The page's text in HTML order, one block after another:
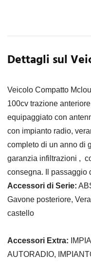
Dettagli sul
Veicolo Compatto
100cv trazione
equipaggiato con
con impianto radio,
completo di un anno di
garanzia infiltrazioni ,
consegna. Il passaggio
Accessori di Serie:
Gavone posteriore,
castello
Accessori Extra:
AUTORADIO,